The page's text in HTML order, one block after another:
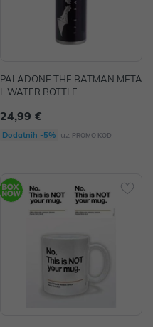
PALADONE THE BATMAN META
L WATER BOTTLE
24,99 €
Dodatnih -5% uz PROMO KOD